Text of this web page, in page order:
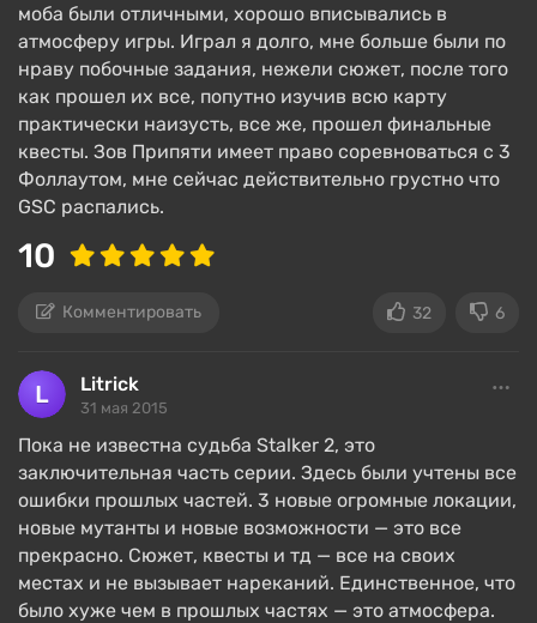
моба были отличными, хорошо вписывались в
атмосферу игры. Играл я долго, мне больше были по
нраву побочные задания, нежели сюжет, после того
как прошел их все, попутно изучив всю карту
практически наизусть, все же, прошел финальные
квесты. Зов Припяти имеет право соревноваться с 3
Фоллаутом, мне сейчас действительно грустно что
GSC распались.
10
Комментировать 32 6
Litrick
31 мая 2015
Пока не известна судьба Stalker 2, это
заключительная часть серии. Здесь были учтены все
ошибки прошлых частей. 3 новые огромные локации,
новые мутанты и новые возможности — это все
прекрасно. Сюжет, квесты и тд — все на своих
местах и не вызывает нареканий. Единственное, что
было хуже чем в прошлых частях — это атмосфера.